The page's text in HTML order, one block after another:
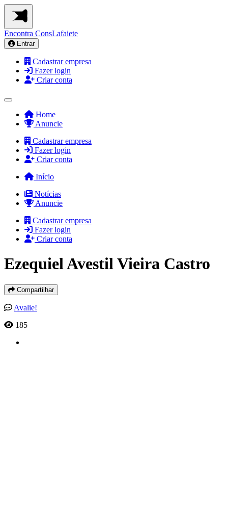
Encontra ConsLafaiete
Entrar
Cadastrar empresa
Fazer login
Criar conta
Home
Anuncie
Cadastrar empresa
Fazer login
Criar conta
Início
Notícias
Anuncie
Cadastrar empresa
Fazer login
Criar conta
Ezequiel Avestil Vieira Castro
Compartilhar
Avalie!
185